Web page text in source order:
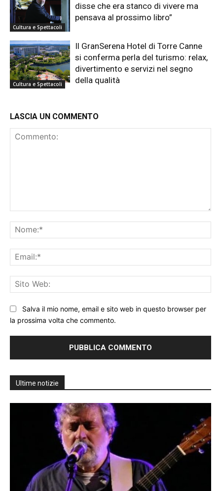
Cultura e Spettacoli
disse che era stanco di vivere ma
pensava al prossimo libro”
Cultura e Spettacoli
Il GranSerena Hotel di Torre Canne
si conferma perla del turismo: relax,
divertimento e servizi nel segno
della qualità
LASCIA UN COMMENTO
Salva il mio nome, email e sito web in questo browser per
la prossima volta che commento.
Ultime notizie